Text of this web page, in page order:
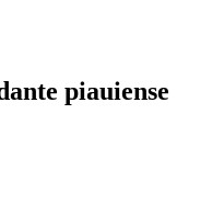
piauiense